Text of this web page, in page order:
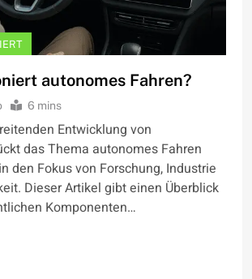
autonomes Fahren?
6 mins
Entwicklung von
das Thema autonomes Fahren
den Fokus von Forschung, Industrie
Dieser Artikel gibt einen Überblick
Komponenten…